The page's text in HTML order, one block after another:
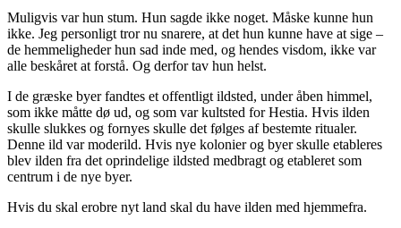
Muligvis var hun stum. Hun sagde ikke noget. Måske kunne hun
ikke. Jeg personligt tror nu snarere, at det hun kunne have at sige –
de hemmeligheder hun sad inde med, og hendes visdom, ikke var
alle beskåret at forstå. Og derfor tav hun helst.
I de græske byer fandtes et offentligt ildsted, under åben himmel,
som ikke måtte dø ud, og som var kultsted for Hestia. Hvis ilden
skulle slukkes og fornyes skulle det følges af bestemte ritualer.
Denne ild var moderild. Hvis nye kolonier og byer skulle etableres
blev ilden fra det oprindelige ildsted medbragt og etableret som
centrum i de nye byer.
Hvis du skal erobre nyt land skal du have ilden med hjemmefra.